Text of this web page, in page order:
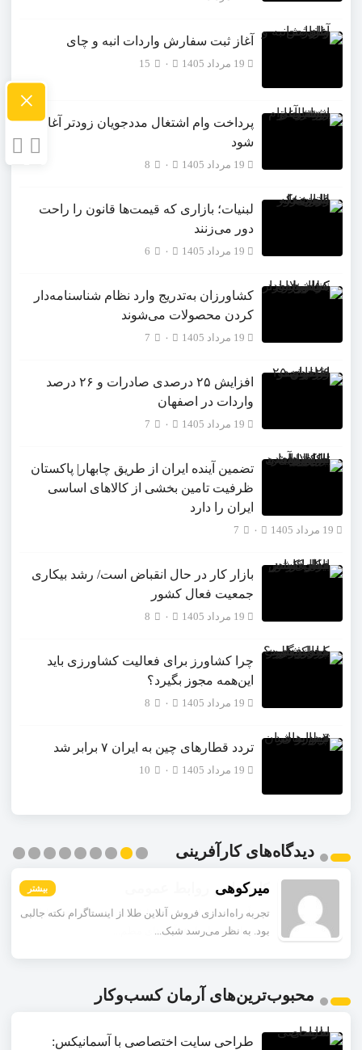
آغاز ثبت سفارش واردات انبه و چای
19 مرداد 1405 15
پرداخت وام اشتغال مددجویان زودتر آغاز
شود
19 مرداد 1405 8
لبنیات؛ بازاری که قیمت‌ها قانون را راحت
دور می‌زنند
19 مرداد 1405 6
کشاورزان به‌تدریج وارد نظام شناسنامه‌دار
کردن محصولات می‌شوند
19 مرداد 1405 7
افزایش ۲۵ درصدی صادرات و ۲۶ درصد
واردات در اصفهان
19 مرداد 1405 7
تضمین آینده ایران از طریق چابهار| پاکستان
ظرفیت تامین بخشی از کالاهای اساسی
ایران را دارد
19 مرداد 1405 7
بازار کار در حال انقباض است/ رشد بیکاری
جمعیت فعال کشور
19 مرداد 1405 8
چرا کشاورز برای فعالیت کشاورزی باید
این‌همه مجوز بگیرد؟
19 مرداد 1405 8
تردد قطارهای چین به ایران ۷ برابر شد
19 مرداد 1405 10
دیدگاه‌های کارآفرینی
بیشتر میرکوهی بیشتر
تجربه راه‌اندازی فروش آنلاین طلا از اینستاگرام نکته جالبی
بود. به نظر می‌رسد شبک...
بیشتر
بیشتر
بیشتر
بیشتر
بیشتر
بیشتر
بیشتر
محبوب‌ترین‌های آرمان کسب‌وکار
طراحی سایت اختصاصی با آسمانیکس:
×